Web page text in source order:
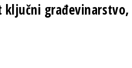
ključni